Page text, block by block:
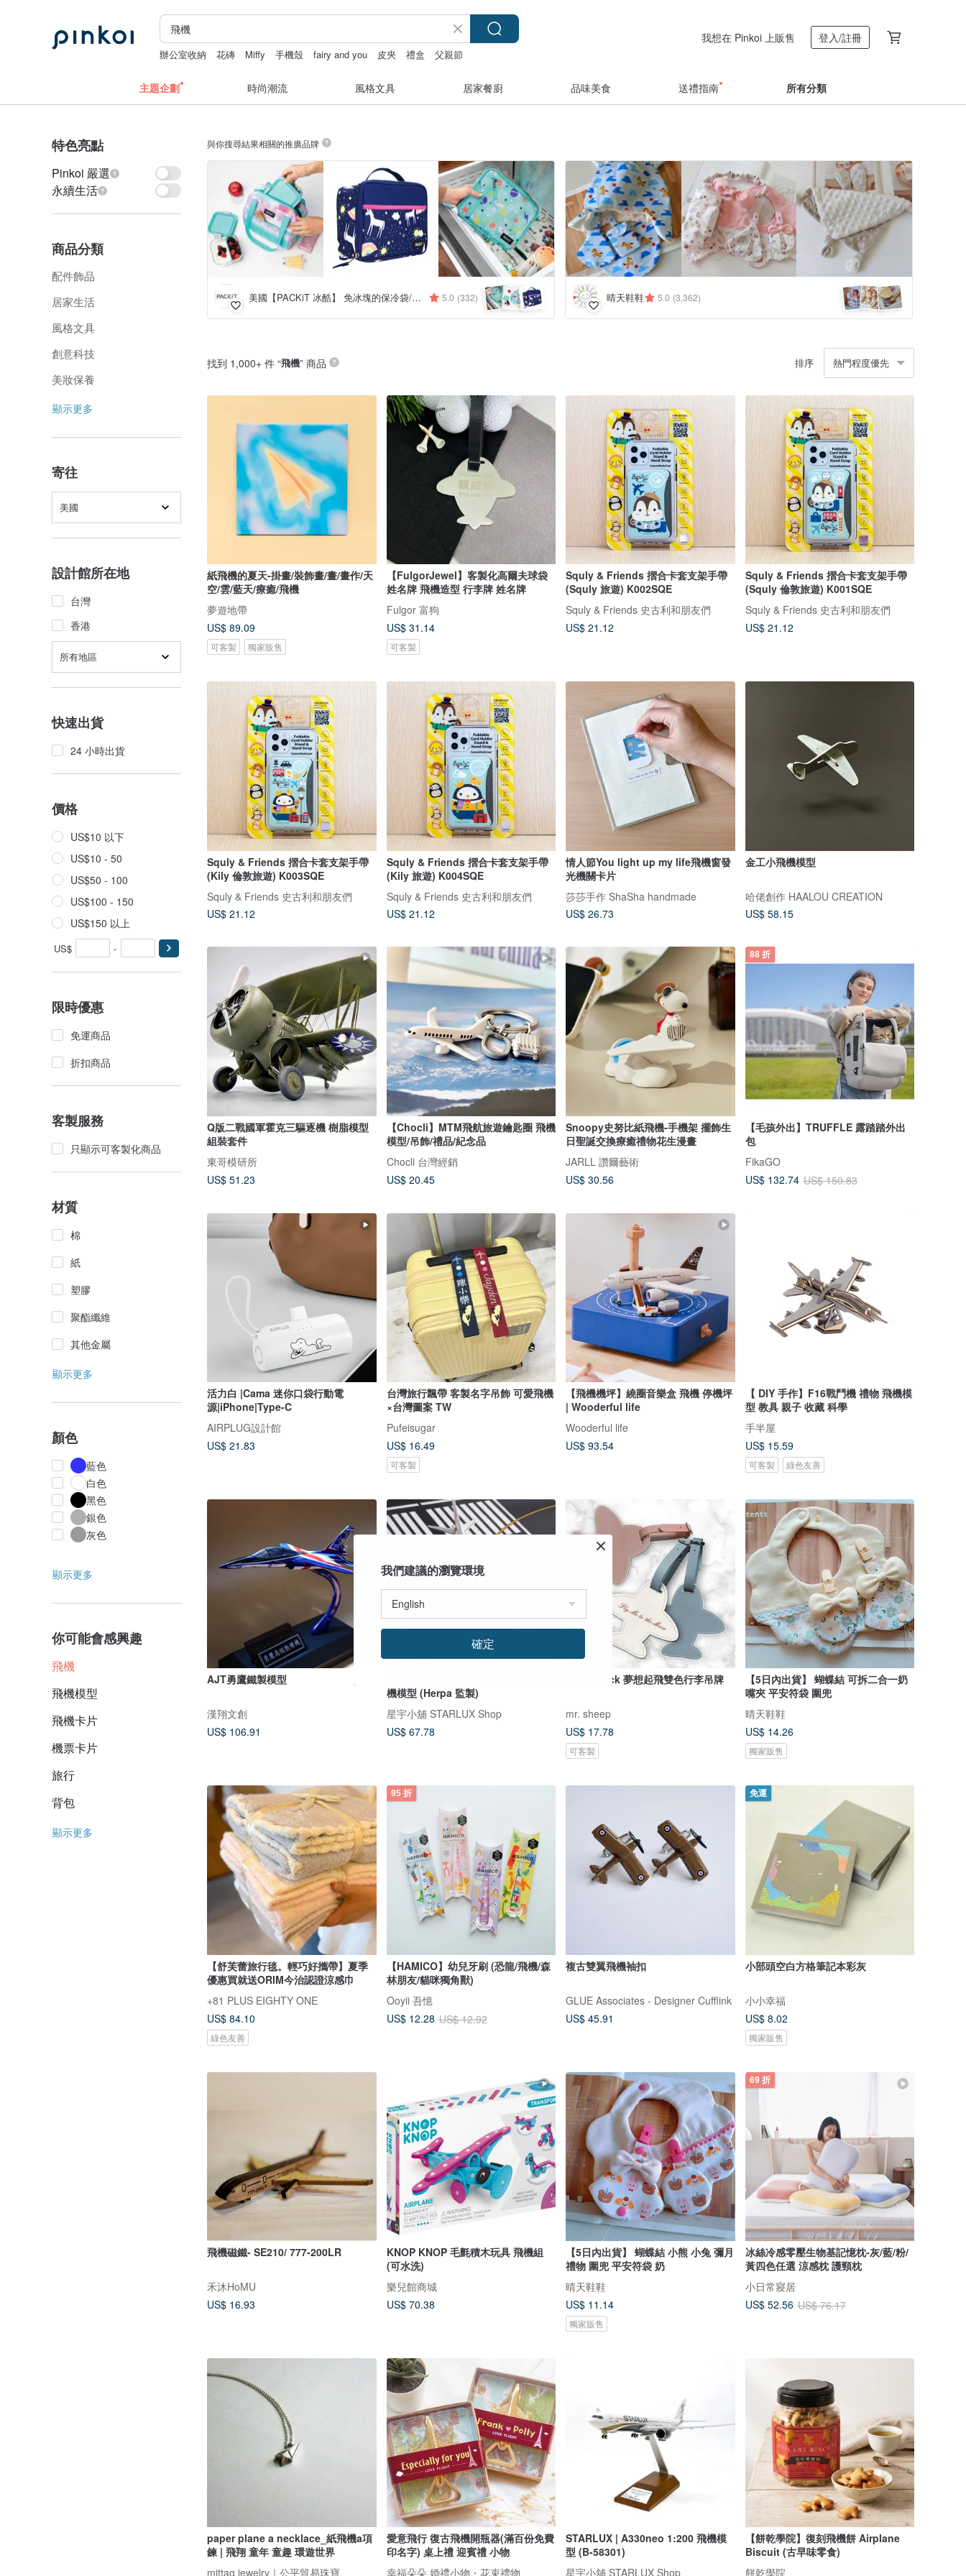
辦公室收納 花磚 Miffy 手機殼 fairy and you 皮夾 禮盒 父親節
我想在 Pinkoi 上販售 登入/註冊
主題企劃 時尚潮流 風格文具 居家餐廚 品味美食 送禮指南 所有分類
特色亮點
Pinkoi 嚴選
永續生活
商品分類
配件飾品
居家生活
風格文具
創意科技
美妝保養
顯示更多
寄往
美國
設計館所在地
台灣
香港
所有地區
快速出貨
24 小時出貨
價格
US$10 以下
US$10 - 50
US$50 - 100
US$100 - 150
US$150 以上
US$ -
限時優惠
免運商品
折扣商品
客製服務
只顯示可客製化商品
材質
棉
紙
塑膠
聚酯纖維
其他金屬
顯示更多
顏色
藍色
白色
黑色
銀色
灰色
顯示更多
你可能會感興趣
飛機
飛機模型
飛機卡片
機票卡片
旅行
背包
顯示更多
與你搜尋結果相關的推廣品牌
美國【PACKiT 冰酷】 免冰塊的保冷袋/母奶袋 5.0 (332) 晴天鞋鞋 5.0 (3,362)
找到 1,000+ 件 “飛機” 商品 排序 熱門程度優先
紙飛機的夏天-掛畫/裝飾畫/畫/畫作/天
空/雲/藍天/療癒/飛機
夢遊地帶
US$ 89.09
可客製 獨家販售
【FulgorJewel】客製化高爾夫球袋
姓名牌 飛機造型 行李牌 姓名牌
Fulgor 富狗
US$ 31.14
可客製
Squly & Friends 摺合卡套支架手帶
(Squly 旅遊) K002SQE
Squly & Friends 史古利和朋友們
US$ 21.12
Squly & Friends 摺合卡套支架手帶
(Squly 倫敦旅遊) K001SQE
Squly & Friends 史古利和朋友們
US$ 21.12
Squly & Friends 摺合卡套支架手帶
(Kily 倫敦旅遊) K003SQE
Squly & Friends 史古利和朋友們
US$ 21.12
Squly & Friends 摺合卡套支架手帶
(Kily 旅遊) K004SQE
Squly & Friends 史古利和朋友們
US$ 21.12
情人節You light up my life飛機窗發
光機關卡片
莎莎手作 ShaSha handmade
US$ 26.73
金工小飛機模型
哈佬創作 HAALOU CREATION
US$ 58.15
Q版二戰國軍霍克三驅逐機 樹脂模型
組裝套件
東哥模研所
US$ 51.23
【Chocli】MTM飛航旅遊鑰匙圈 飛機
模型/吊飾/禮品/紀念品
Chocli 台灣經銷
US$ 20.45
Snoopy史努比紙飛機-手機架 擺飾生
日聖誕交換療癒禮物花生漫畫
JARLL 讚爾藝術
US$ 30.56
88 折
【毛孩外出】TRUFFLE 露踏踏外出
包
FikaGO
US$ 132.74 US$ 150.83
活力白 |Cama 迷你口袋行動電
源|iPhone|Type-C
AIRPLUG設計館
US$ 21.83
台灣旅行飄帶 客製名字吊飾 可愛飛機
×台灣圖案 TW
Pufeisugar
US$ 16.49
可客製
【飛機機坪】繞圈音樂盒 飛機 停機坪
| Wooderful life
Wooderful life
US$ 93.54
【 DIY 手作】F16戰鬥機 禮物 飛機模
型 教具 親子 收藏 科學
手半屋
US$ 15.59
可客製 綠色友善
AJT勇鷹鐵製模型
漢翔文創
US$ 106.91
機模型 (Herpa 監製)
星宇小舖 STARLUX Shop
US$ 67.78
Good Luck 夢想起飛雙色行李吊牌
mr. sheep
US$ 17.78
可客製
【5日內出貨】 蝴蝶結 可拆二合一奶
嘴夾 平安符袋 圍兜
晴天鞋鞋
US$ 14.26
獨家販售
【舒芙蕾旅行毯。輕巧好攜帶】夏季
優惠買就送ORIM今治認證涼感巾
+81 PLUS EIGHTY ONE
US$ 84.10
綠色友善
95 折
【HAMICO】幼兒牙刷 (恐龍/飛機/森
林朋友/貓咪獨角獸)
Ooyii 吾憶
US$ 12.28 US$ 12.92
複古雙翼飛機袖扣
GLUE Associates - Designer Cufflink
US$ 45.91
免運
小部頭空白方格筆記本彩灰
小小幸福
US$ 8.02
獨家販售
飛機磁鐵- SE210/ 777-200LR
禾沐HoMU
US$ 16.93
KNOP KNOP 毛氈積木玩具 飛機組
(可水洗)
樂兒館商城
US$ 70.38
【5日內出貨】 蝴蝶結 小熊 小兔 彌月
禮物 圍兜 平安符袋 奶
晴天鞋鞋
US$ 11.14
獨家販售
69 折
冰絲冷感零壓生物基記憶枕-灰/藍/粉/
黃四色任選 涼感枕 護頸枕
小日常寢居
US$ 52.56 US$ 76.17
paper plane a necklace_紙飛機a項
鍊 | 飛翔 童年 童趣 環遊世界
mittag jewelry｜公平貿易珠寶
愛意飛行 復古飛機開瓶器(滿百份免費
印名字) 桌上禮 迎賓禮 小物
幸福朵朵 婚禮小物・花束禮物
STARLUX | A330neo 1:200 飛機模
型 (B-58301)
星宇小舖 STARLUX Shop
【餅乾學院】復刻飛機餅 Airplane
Biscuit (古早味零食)
餅乾學院
我們建議的瀏覽環境
確定